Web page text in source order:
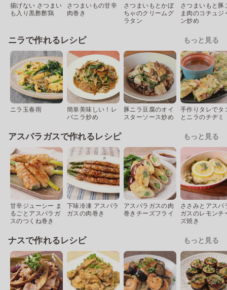
揚げない さつまい
も入り黒酢酢鶏
さつまいもの甘辛
肉巻き
さつまいもとかぼ
ちゃのクリームグ
ラタン
さつまいもと豚
ま肉のコチュジ
ン炒め
ニラで作れるレシピ もっと見る
ニラ玉春雨
簡単美味しい！レ
バニラ炒め
豚ニラ豆腐のオイ
スターソース炒め
手作りタレでタ
とニラのチヂミ
アスパラガスで作れるレシピ もっと見る
甘辛ジューシー ま
るごとアスパラガ
スのつくね巻き
下味冷凍 アスパラ
ガスの肉巻き
アスパラガスの肉
巻きチーズフライ
ささみとアスパ
ガスのレモンチ
ズ焼き
ナスで作れるレシピ もっと見る